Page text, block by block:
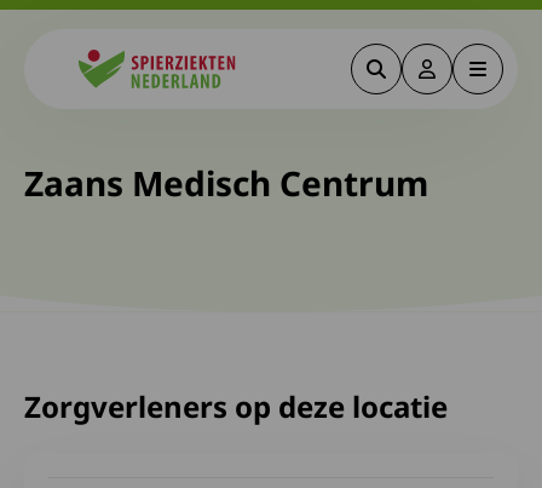
ZoekenDeze link
Menu
Zaans Medisch Centrum
Zorgverleners op deze locatie